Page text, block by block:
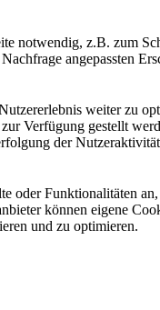
notwendig, z.B. zum
angepassten
weiter zu
Verfügung gestellt
der
oder Funktionalitäten
können eigene
und zu optimieren.